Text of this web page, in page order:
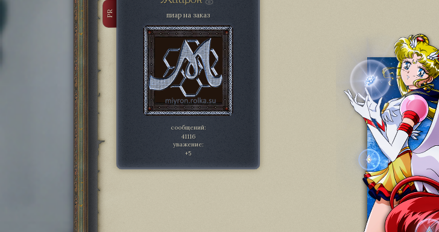
PR пиар на заказ
сообщений:
41116
уважение:
+5